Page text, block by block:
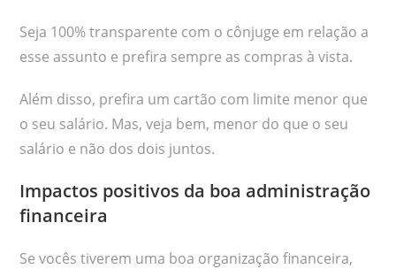
Seja 100% transparente com o cônjuge em relação a
esse assunto e prefira sempre as compras à vista.
Além disso, prefira um cartão com limite menor que
o seu salário. Mas, veja bem, menor do que o seu
salário e não dos dois juntos.
Impactos positivos da boa administração
financeira
Se vocês tiverem uma boa organização financeira,